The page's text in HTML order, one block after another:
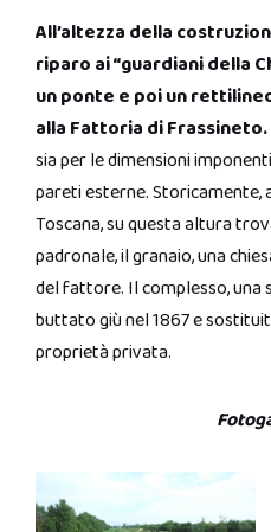
All’altezza della
riparo ai “guardiani della
un ponte e poi un
alla Fattoria di Frassineto.
sia per le dimensioni
pareti esterne. Storicamente,
Toscana, su questa altura
padronale, il granaio, una
del fattore. Il complesso, una
buttato giù nel 1867 e
proprietà privata.